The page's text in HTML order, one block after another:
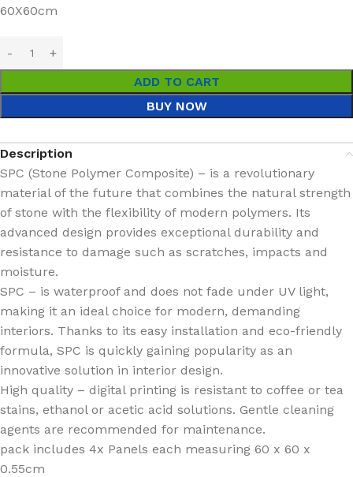
60X60cm
ADD TO CART
BUY NOW
Description
SPC (Stone Polymer Composite) – is a revolutionary
material of the future that combines the natural strength
of stone with the flexibility of modern polymers. Its
advanced design provides exceptional durability and
resistance to damage such as scratches, impacts and
moisture.
SPC – is waterproof and does not fade under UV light,
making it an ideal choice for modern, demanding
interiors. Thanks to its easy installation and eco-friendly
formula, SPC is quickly gaining popularity as an
innovative solution in interior design.
High quality – digital printing is resistant to coffee or tea
stains, ethanol or acetic acid solutions. Gentle cleaning
agents are recommended for maintenance.
pack includes 4x Panels each measuring 60 x 60 x
0.55cm